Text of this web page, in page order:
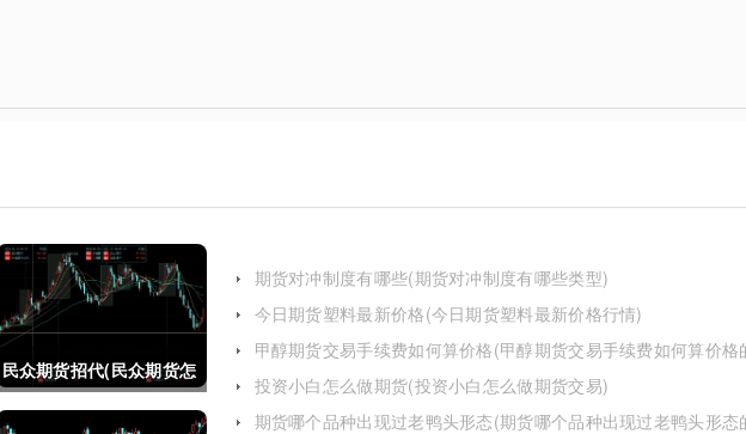
民众期货招代(民众期货怎
么了)
期货对冲制度有哪些(期货对冲制度有哪些类型)
今日期货塑料最新价格(今日期货塑料最新价格行情)
甲醇期货交易手续费如何算价格(甲醇期货交易手续费如何算价格
投资小白怎么做期货(投资小白怎么做期货交易)
期货哪个品种出现过老鸭头形态(期货哪个品种出现过老鸭头形态